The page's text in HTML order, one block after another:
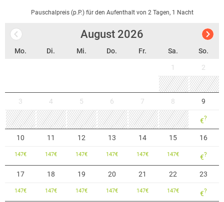
Pauschalpreis (p.P.) für den Aufenthalt von 2 Tagen, 1 Nacht
August 2026
Mo. Di. Mi. Do. Fr. Sa. So.
1 2
3 4 5 6 7 8 9
€?
10
147€
11
147€
12
147€
13
147€
14
147€
15
147€
16
€?
17
147€
18
147€
19
147€
20
147€
21
147€
22
147€
23
€?